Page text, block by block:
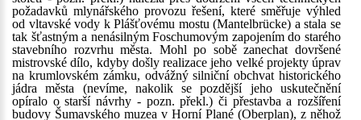
požadavků mlynářského provozu řešení, které směřuje výhled
od vltavské vody k Plášťovému mostu (Mantelbrücke) a stala se
tak šťastným a nenásilným Foschumovým zapojením do starého
stavebního rozvrhu města. Mohl po sobě zanechat dovršené
mistrovské dílo, kdyby došly realizace jeho velké projekty úprav
na krumlovském zámku, odvážný silniční obchvat historického
jádra města (nevíme, nakolik se pozdější jeho uskutečnění
opíralo o starší návrhy - pozn. překl.) či přestavba a rozšíření
budovy Šumavského muzea v Horní Plané (Oberplan), z něhož